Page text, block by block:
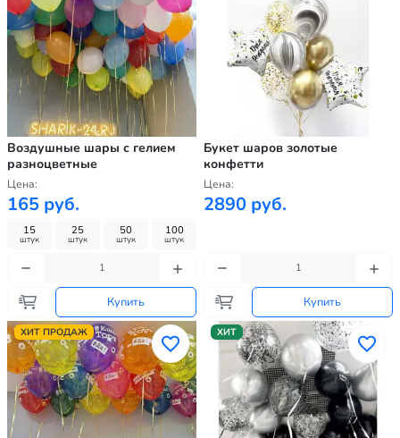
Воздушные шары с гелием
разноцветные
Цена:
165 руб.
15
штук
25
штук
50
штук
100
штук
Купить
Букет шаров золотые
конфетти
Цена:
2890 руб.
Купить
ХИТ ПРОДАЖ ХИТ